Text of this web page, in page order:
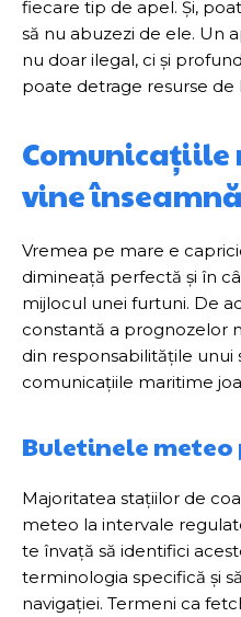
fiecare tip de apel. Și,
să nu abuzezi de ele. Un
nu doar ilegal, ci și
poate detrage resurse de
Comunicațiile
vine
Vremea pe mare e
dimineață perfectă și în
mijlocul unei furtuni. De
constantă a prognozelor
din responsabilitățile unui
comunicațiile maritime
Buletinele meteo
Majoritatea stațiilor de
meteo la intervale
te învață să identifici
terminologia specifică și
navigației. Termeni ca